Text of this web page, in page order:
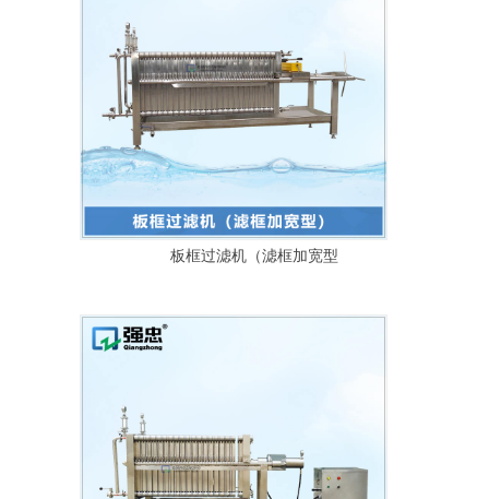
板框过滤机（滤框加宽型